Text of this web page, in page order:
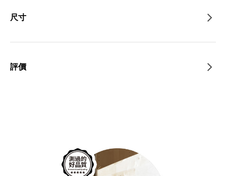
尺寸
評價